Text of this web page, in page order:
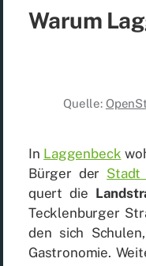
War­um
Quel­le:
In Lag­gen­beck
Bür­ger der Stadt
quert die
Teck­len­bur­ger
den sich
Gas­tro­no­mie.